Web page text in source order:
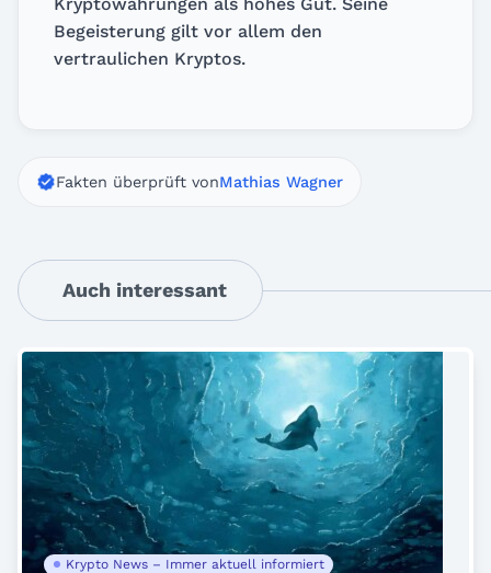
Begeisterung gilt vor allem den
vertraulichen Kryptos.
Fakten überprüft vonMathias Wagner
Auch interessant
Krypto News – Immer aktuell informiert